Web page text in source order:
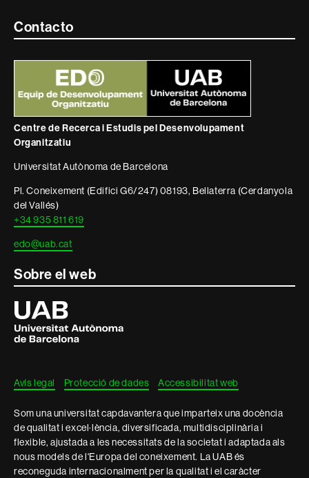
Contacte
informació
legal
Contacto
Centre de Recerca i Estudis pel Desenvolupament
Organitzatiu
Universitat Autònoma de Barcelona
Pl. Coneixement (Edifici G6/247) 08193, Bellaterra (Cerdanyola
del Vallés)
+34 935 811 619
edo@uab.cat
Sobre el web
Universitat
Autònoma
de
Barcelona
Avís legal Protecció de dades Accessibilitat web
Som una universitat capdavantera que imparteix una docència
de qualitat i excel·lència, diversificada, multidisciplinària i
flexible, ajustada a les necessitats de la societat i adaptada als
nous models de l'Europa del coneixement. La UAB és
reconeguda internacionalment per la qualitat i el caràcter